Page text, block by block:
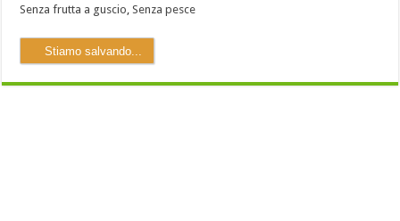
Senza frutta a guscio ,Senza pesce
Stiamo salvando...